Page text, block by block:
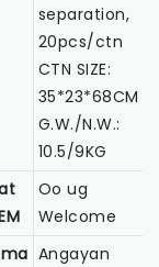
separation,
20pcs/ctn
CTN SIZE:
35*23*68CM
G.W./N.W.:
10.5/9KG
Oo ug
Welcome
Angayan